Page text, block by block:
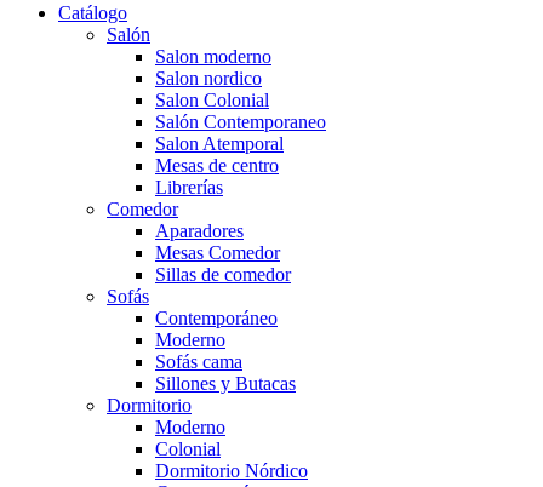
Catálogo
Salón
Salon moderno
Salon nordico
Salon Colonial
Salón Contemporaneo
Salon Atemporal
Mesas de centro
Librerías
Comedor
Aparadores
Mesas Comedor
Sillas de comedor
Sofás
Contemporáneo
Moderno
Sofás cama
Sillones y Butacas
Dormitorio
Moderno
Colonial
Dormitorio Nórdico